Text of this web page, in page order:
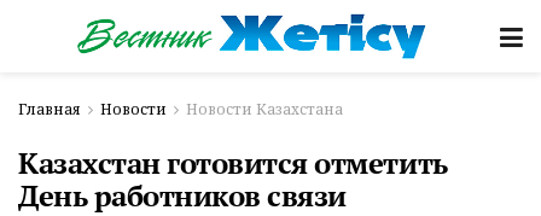
Главная Новости Новости Казахстана
Казахстан готовится отметить
День работников связи